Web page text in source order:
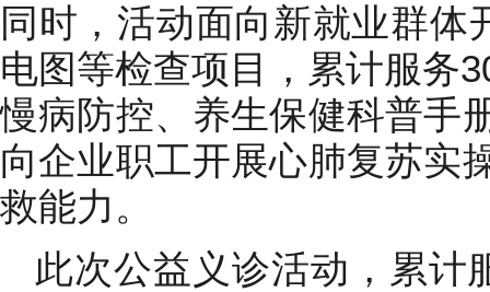
同时，活动面向新就业群
电图等检查项目，累计服务
慢病防控、养生保健科普手
向企业职工开展心肺复苏实
救能力。
此次公益义诊活动，累计